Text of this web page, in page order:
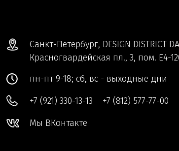
Санкт-Петербург, DESIGN DISTRICT
Красногвардейская пл., 3, пом. Е4-
пн-пт 9-18; сб, вс - выходные дни
+7 (921) 330-13-13 +7 (812) 577-77-00
Мы ВКонтакте